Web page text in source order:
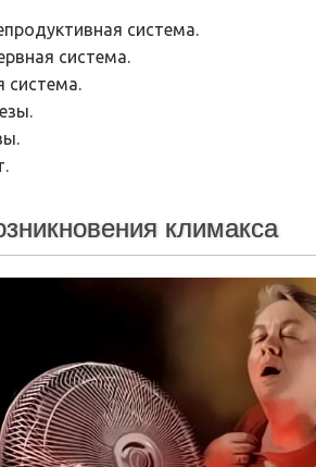
система.
система.
система.
климакса